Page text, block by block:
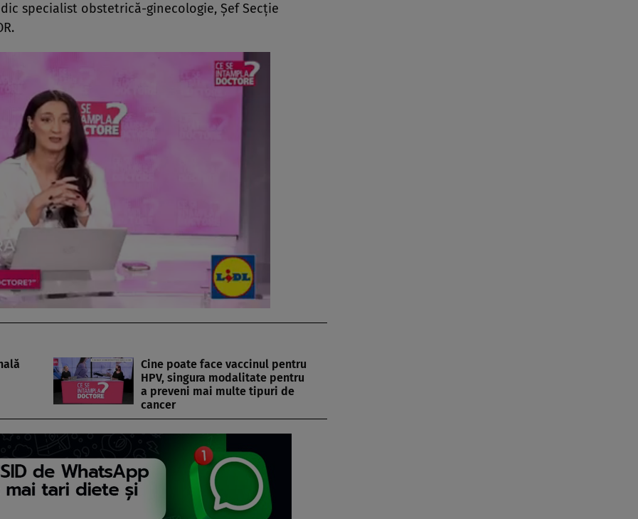
specialist obstetrică-ginecologie, Șef Secție
Cine poate face vaccinul pentru
HPV, singura modalitate pentru
a preveni mai multe tipuri de
cancer